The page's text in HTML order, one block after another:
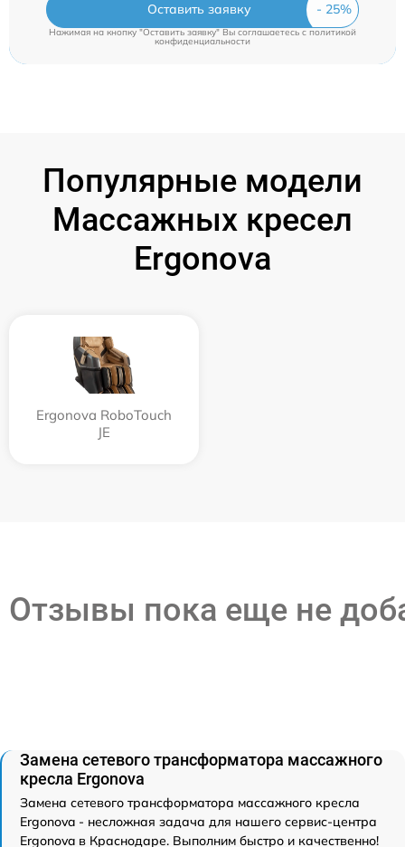
Оставить заявку
Нажимая на кнопку "Оставить заявку" Вы соглашаетесь cполитикой
конфиденциальности
Популярные модели
Массажных кресел
Ergonova
Ergonova RoboTouch
JE
Отзывы пока еще не
Замена сетевого трансформатора массажного
кресла Ergonova
Замена сетевого трансформатора массажного кресла
Ergonova - несложная задача для нашего сервис-центра
Ergonova в Краснодаре. Выполним быстро и качественно!